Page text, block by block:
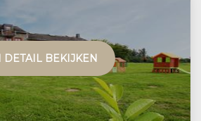
DETAIL BEKIJKEN